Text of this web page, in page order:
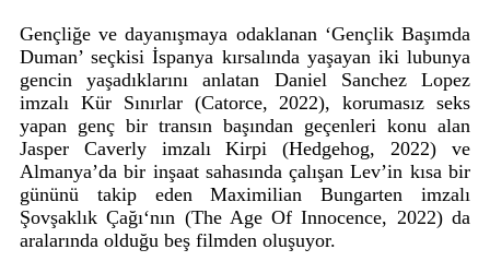
Gençliğe ve dayanışmaya odaklanan ‘Gençlik Başımda
Duman’ seçkisi İspanya kırsalında yaşayan iki lubunya
gencin yaşadıklarını anlatan Daniel Sanchez Lopez
imzalı Kür Sınırlar (Catorce, 2022), korumasız seks
yapan genç bir transın başından geçenleri konu alan
Jasper Caverly imzalı Kirpi (Hedgehog, 2022) ve
Almanya’da bir inşaat sahasında çalışan Lev’in kısa bir
gününü takip eden Maximilian Bungarten imzalı
Şovşaklık Çağı‘nın (The Age Of Innocence, 2022) da
aralarında olduğu beş filmden oluşuyor.